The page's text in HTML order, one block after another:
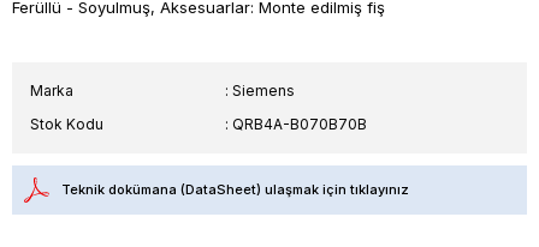
Ferüllü - Soyulmuş, Aksesuarlar: Monte edilmiş fiş
Marka : Siemens
Stok Kodu
QRB4A-B070B70B
Teknik dokümana (DataSheet) ulaşmak için tıklayınız